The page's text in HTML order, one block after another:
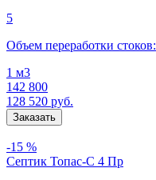
5
Объем переработки стоков:
1 м3
142 800
128 520 руб.
-15 %
Септик Топас-С 4 Пр